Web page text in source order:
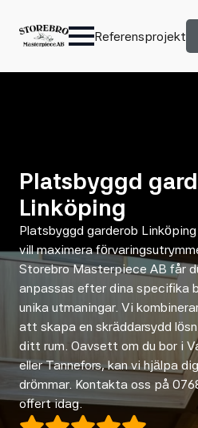
Referensprojekt
Platsbyggd
Linköping
Platsbyggd garderob
vill maximera
Storebro Masterpiece AB får
anpassas efter dina specifika
unika utmaningar. Vi
att skapa en skräddarsydd
ditt rum. Oavsett om du bor i
eller Tannefors, kan vi hjälpa
drömmar. Kontakta oss på
offert idag.